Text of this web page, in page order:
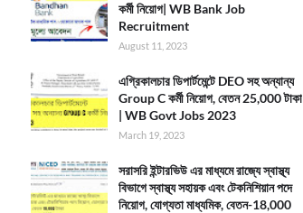
কর্মী নিয়োগ| WB Bank Job
Recruitment
August 11, 2023
এগ্রিকালচার ডিপার্টমেন্টে DEO সহ অন্যান্য
Group C কর্মী নিয়োগ, বেতন 25,000 টাকা
| WB Govt Jobs 2023
March 19, 2023
সরাসরি ইন্টারভিউ এর মাধ্যমে রাজ্যে স্বাস্থ্য
বিভাগে স্বাস্থ্য সহায়ক এবং টেকনিশিয়ান পদে
নিয়োগ, যোগ্যতা মাধ্যমিক, বেতন-18,000